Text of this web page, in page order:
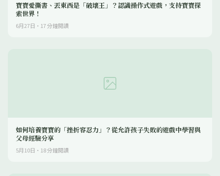
寶寶愛撕書、丟東西是「破壞王」？認識操作式遊戲，支持寶寶探
索世界！
6月27日 · 17分鐘閱讀
如何培養寶寶的「挫折容忍力」？從允許孩子失敗的遊戲中學習與
父母經驗分享
5月10日 · 18分鐘閱讀